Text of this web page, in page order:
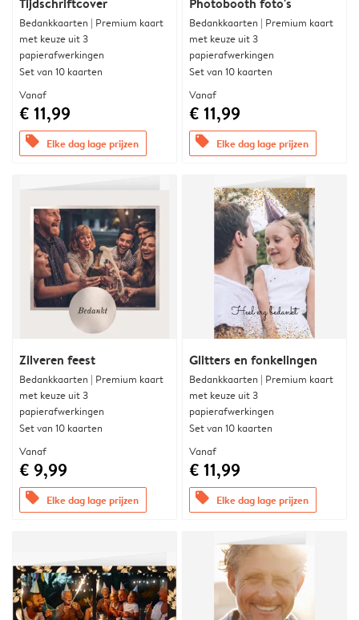
Bedankkaarten | Premium kaart
met keuze uit 3
papierafwerkingen
Set van 10 kaarten
Vanaf
€ 11,99
offers Elke dag lage prijzen
Bedankkaarten | Premium kaart
met keuze uit 3
papierafwerkingen
Set van 10 kaarten
Vanaf
€ 11,99
offers Elke dag lage prijzen
Zilveren feest
Bedankkaarten | Premium kaart
met keuze uit 3
papierafwerkingen
Set van 10 kaarten
Vanaf
€ 9,99
offers Elke dag lage prijzen
Glitters en fonkelingen
Bedankkaarten | Premium kaart
met keuze uit 3
papierafwerkingen
Set van 10 kaarten
Vanaf
€ 11,99
offers Elke dag lage prijzen